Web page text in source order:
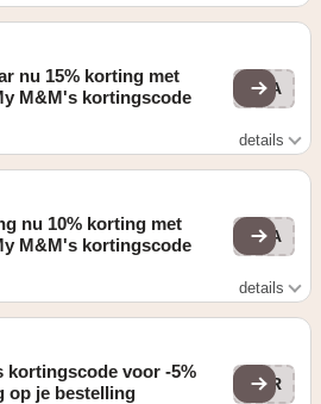
nu 15% korting met
M&M's kortingscode
FLA
details
nu 10% korting met
M&M's kortingscode
FLA
details
kortingscode voor -5%
op je bestelling
PER